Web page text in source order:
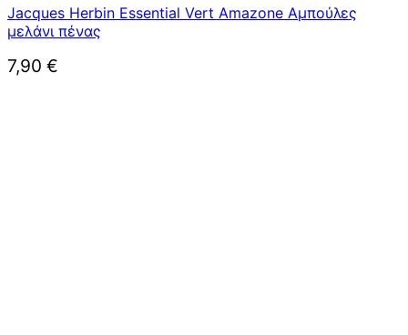
Jacques Herbin Essential Vert Amazone Αμπούλες
μελάνι πένας
7,90 €